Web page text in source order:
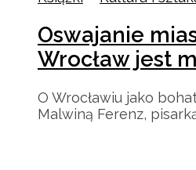
Oswajanie
Wrocław jest
O Wrocławiu jako
Malwiną Ferenz,